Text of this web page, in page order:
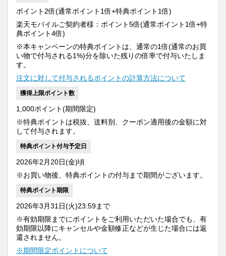
ポイント2倍(通常ポイント1倍+特典ポイント1倍)
楽天モバイルご契約者様：ポイント5倍(通常ポイント1倍+特
典ポイント4倍)
※本キャンペーンの特典ポイントは、通常の1倍(通常のお買
い物で付与される1%)分を除いた残りの倍率で付与いたしま
す。
注文に対して付与されるポイントの計算方法について
獲得上限ポイント数
1,000ポイント(期間限定)
※特典ポイントは税抜、送料別、クーポン適用後の金額に対
して付与されます。
特典ポイント付与予定日
2026年2月20日(金)頃
※お買い物後、特典ポイントの付与まで期間がございます。
特典ポイント期限
2026年3月31日(火)23:59まで
※有効期限までにポイントをご利用いただいた場合でも、有
効期限以降にキャンセルや金額修正などが生じた場合には返
還されません。
※期間限定ポイントについて